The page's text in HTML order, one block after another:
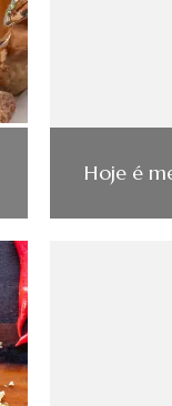
Hoje é